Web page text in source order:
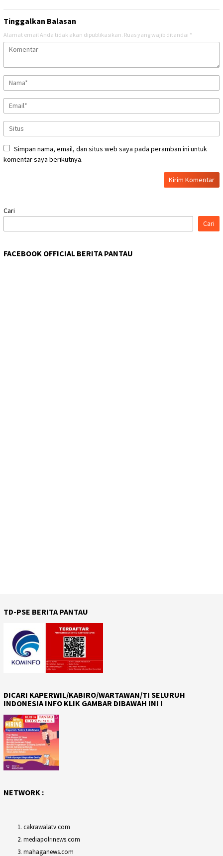
Tinggalkan Balasan
Alamat email Anda tidak akan dipublikasikan. Ruas yang wajib ditandai *
Simpan nama, email, dan situs web saya pada peramban ini untuk
komentar saya berikutnya.
Cari
Cari
FACEBOOK OFFICIAL BERITA PANTAU
TD-PSE BERITA PANTAU
DICARI KAPERWIL/KABIRO/WARTAWAN/TI SELURUH
INDONESIA INFO KLIK GAMBAR DIBAWAH INI !
NETWORK :
cakrawalatv.com
mediapolrinews.com
mahaganews.com